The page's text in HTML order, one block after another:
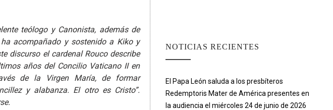
teólogo y Canonista, además de
acompañado y sostenido a Kiko y
discurso el cardenal Rouco describe
años del Concilio Vaticano II en
de la Virgen María, de formar
y alabanza. El otro es Cristo”.
NOTICIAS RECIENTES
El Papa León saluda a los presbíteros
Redemptoris Mater de América presentes en
la audiencia el miércoles 24 de junio de 2026